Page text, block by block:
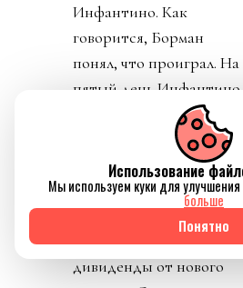
Инфантино. Как
говорится, Борман
понял, что проиграл. На
пятый день Инфантино
заявил, что план
отменяется. Пресса
узнала, что Джанни себе
уже выторговал
зарплату в 30 миллионов
долларов в год, и
дивиденды от нового
Использование
Мы используем куки для
больше
Понятно